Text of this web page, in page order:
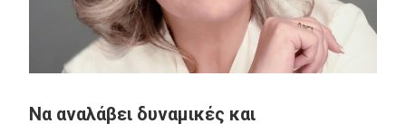
Να αναλάβει δυναμικές και